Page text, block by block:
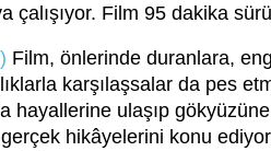
çalışıyor. Film 95 dakika
Film, önlerinde duranlara,
karşılaşsalar da pes
hayallerine ulaşıp
hikâyelerini konu